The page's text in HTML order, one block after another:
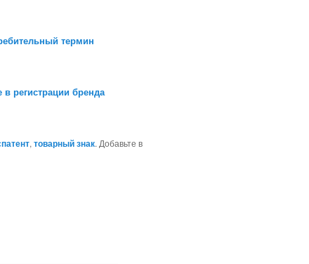
термин
регистрации бренда
,товарный знак. Добавьте в